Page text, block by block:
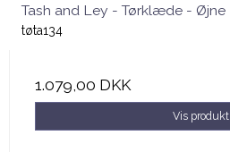
Tash and Ley - Tørklæde - Øjne
tøta134
1.079,00 DKK
Vis produkt